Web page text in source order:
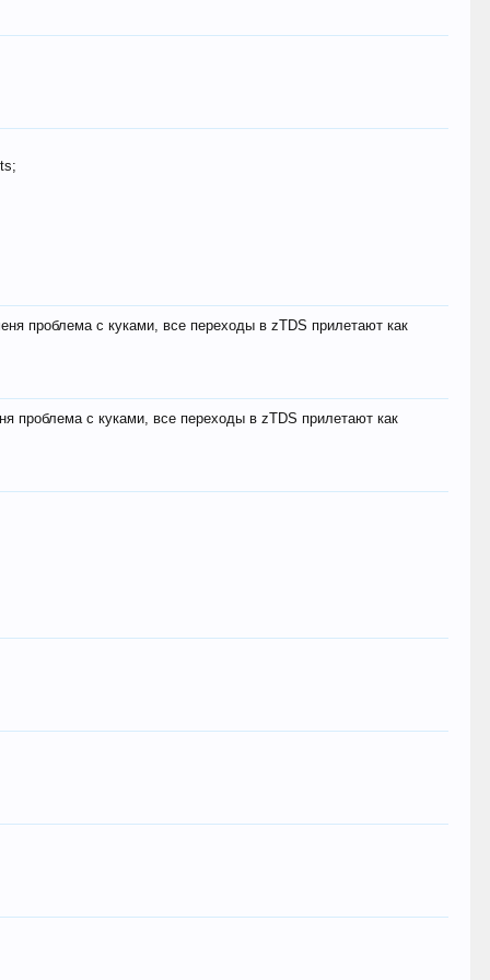
проблема с куками, все переходы в zTDS прилетают как
проблема с куками, все переходы в zTDS прилетают как